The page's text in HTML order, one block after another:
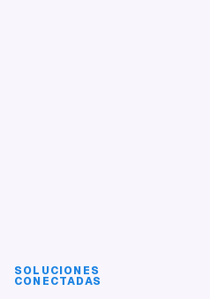
SOLUCIONES
CONECTADAS